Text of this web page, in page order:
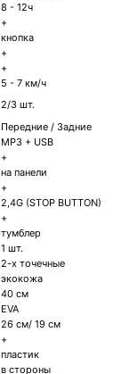
8 - 12ч
+
кнопка
+
+
5 - 7 км/ч
2/3 шт.
Передние / Задние
MP3 + USB
+
на панели
+
2,4G (STOP BUTTON)
+
тумблер
1 шт.
2-х точечные
экокожа
40 см
EVA
26 см/ 19 см
+
пластик
в стороны